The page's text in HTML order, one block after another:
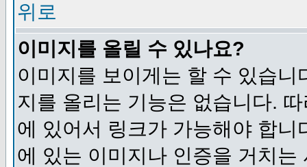
위로
이미지를 올릴 수 있나요?
이미지를 보이게는 할 수 있습
지를 올리는 기능은 없습니다.
에 있어서 링크가 가능해야 합
에 있는 이미지나 인증을 거치